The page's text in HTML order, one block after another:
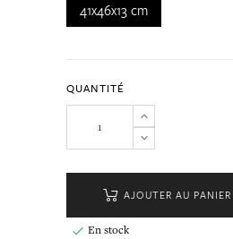
41x46x13 cm
QUANTITÉ
AJOUTER AU PANIER
 En stock